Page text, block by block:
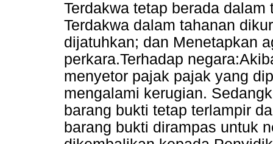
Terdakwa tetap berada
Terdakwa dalam tahanan
dijatuhkan; dan Menetapkan
perkara.Terhadap
menyetor pajak pajak yang
mengalami kerugian.
barang bukti tetap terlampir
barang bukti dirampas untuk